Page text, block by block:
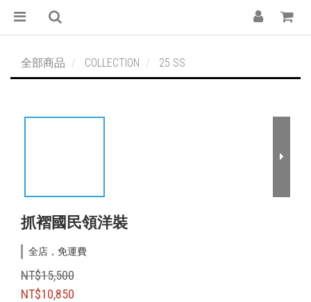
全部商品 COLLECTION 25 SS
抓褶國民領洋裝
全店，免運費
NT$15,500
NT$10,850